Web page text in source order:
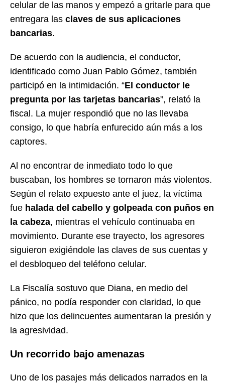
celular de las manos y empezó a gritarle para que
entregara las claves de sus aplicaciones
bancarias.
De acuerdo con la audiencia, el conductor,
identificado como Juan Pablo Gómez, también
participó en la intimidación. “El conductor le
pregunta por las tarjetas bancarias”, relató la
fiscal. La mujer respondió que no las llevaba
consigo, lo que habría enfurecido aún más a los
captores.
Al no encontrar de inmediato todo lo que
buscaban, los hombres se tornaron más violentos.
Según el relato expuesto ante el juez, la víctima
fue halada del cabello y golpeada con puños en
la cabeza, mientras el vehículo continuaba en
movimiento. Durante ese trayecto, los agresores
siguieron exigiéndole las claves de sus cuentas y
el desbloqueo del teléfono celular.
La Fiscalía sostuvo que Diana, en medio del
pánico, no podía responder con claridad, lo que
hizo que los delincuentes aumentaran la presión y
la agresividad.
Un recorrido bajo amenazas
Uno de los pasajes más delicados narrados en la